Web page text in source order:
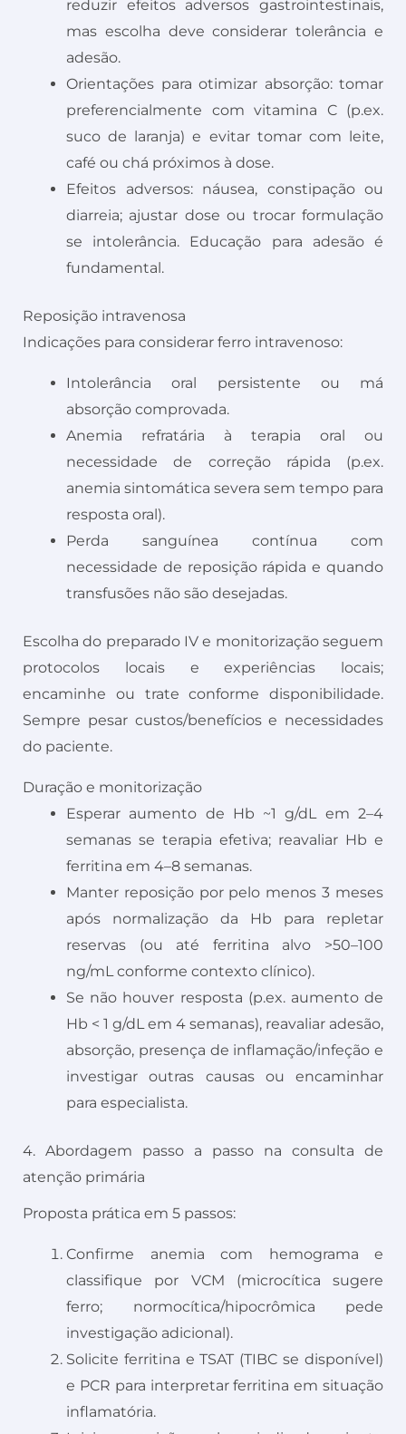
reduzir efeitos adversos gastrointestinais,
mas escolha deve considerar tolerância e
adesão.
Orientações para otimizar absorção: tomar
preferencialmente com vitamina C (p.ex.
suco de laranja) e evitar tomar com leite,
café ou chá próximos à dose.
Efeitos adversos: náusea, constipação ou
diarreia; ajustar dose ou trocar formulação
se intolerância. Educação para adesão é
fundamental.
Reposição intravenosa
Indicações para considerar ferro intravenoso:
Intolerância oral persistente ou má
absorção comprovada.
Anemia refratária à terapia oral ou
necessidade de correção rápida (p.ex.
anemia sintomática severa sem tempo para
resposta oral).
Perda sanguínea contínua com
necessidade de reposição rápida e quando
transfusões não são desejadas.
Escolha do preparado IV e monitorização seguem
protocolos locais e experiências locais;
encaminhe ou trate conforme disponibilidade.
Sempre pesar custos/benefícios e necessidades
do paciente.
Duração e monitorização
Esperar aumento de Hb ~1 g/dL em 2–4
semanas se terapia efetiva; reavaliar Hb e
ferritina em 4–8 semanas.
Manter reposição por pelo menos 3 meses
após normalização da Hb para repletar
reservas (ou até ferritina alvo >50–100
ng/mL conforme contexto clínico).
Se não houver resposta (p.ex. aumento de
Hb < 1 g/dL em 4 semanas), reavaliar adesão,
absorção, presença de inflamação/infeção e
investigar outras causas ou encaminhar
para especialista.
4. Abordagem passo a passo na consulta de
atenção primária
Proposta prática em 5 passos:
Confirme anemia com hemograma e
classifique por VCM (microcítica sugere
ferro; normocítica/hipocrômica pede
investigação adicional).
Solicite ferritina e TSAT (TIBC se disponível)
e PCR para interpretar ferritina em situação
inflamatória.